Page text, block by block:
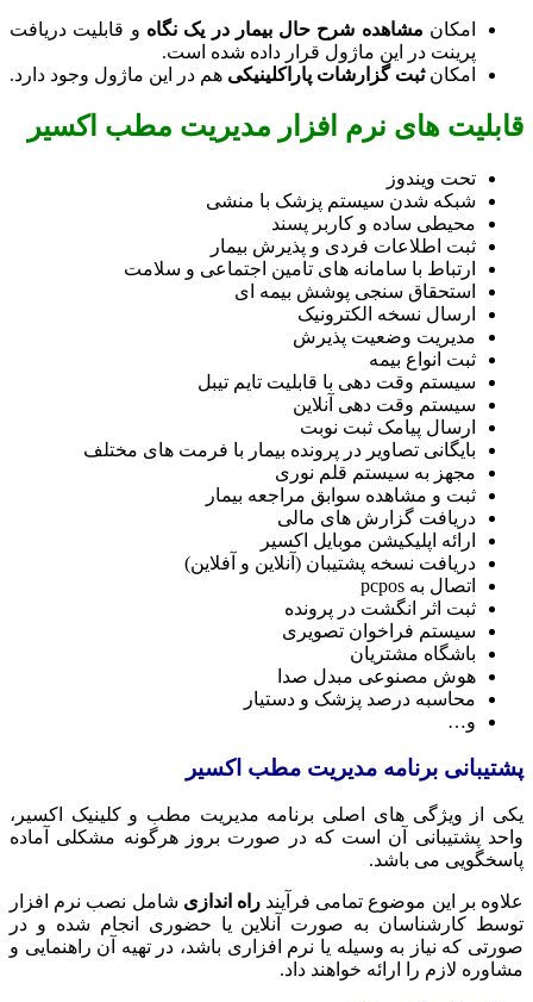
امکان مشاهده شرح حال بیمار در یک نگاه و قابلیت دریافت
پرینت در این ماژول قرار داده شده است.
امکانثبت گزارشات پاراکلینیکی هم در این ماژول وجود دارد.
قابلیت های نرم افزار مدیریت مطب اکسیر
تحت ویندوز
شبکه شدن سیستم پزشک با منشی
محیطی ساده و کاربر پسند
ثبت اطلاعات فردی و پذیرش بیمار
ارتباط با سامانه های تامین اجتماعی و سلامت
استحقاق سنجی پوشش بیمه ای
ارسال نسخه الکترونیک
مدیریت وضعیت پذیرش
ثبت انواع بیمه
سیستم وقت دهی با قابلیت تایم تیبل
سیستم وقت دهی آنلاین
ارسال پیامک ثبت نوبت
بایگانی تصاویر در پرونده بیمار با فرمت های مختلف
مجهز به سیستم قلم نوری
ثبت و مشاهده سوابق مراجعه بیمار
دریافت گزارش های مالی
ارائه اپلیکیشن موبایل اکسیر
دریافت نسخه پشتیبان (آنلاین و آفلاین)
اتصال به pcpos
ثبت اثر انگشت در پرونده
سیستم فراخوان تصویری
باشگاه مشتریان
هوش مصنوعی مبدل صدا
محاسبه درصد پزشک و دستیار
و…
پشتیبانی برنامه مدیریت مطب اکسیر
یکی از ویژگی های اصلی برنامه مدیریت مطب و کلینیک اکسیر،
واحد پشتیبانی آن است که در صورت بروز هرگونه مشکلی آماده
پاسخگویی می باشد.
علاوه بر این موضوع تمامی فرآیندراه اندازی شامل نصب نرم افزار
توسط کارشناسان به صورت آنلاین یا حضوری انجام شده و در
صورتی که نیاز به وسیله یا نرم افزاری باشد، در تهیه آن راهنمایی و
مشاوره لازم را ارائه خواهند داد.